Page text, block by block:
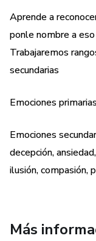
Aprende a
ponle nombre a
Trabajaremos
secundarias
Emociones
Emociones
decepción,
ilusión, compasión,
Más